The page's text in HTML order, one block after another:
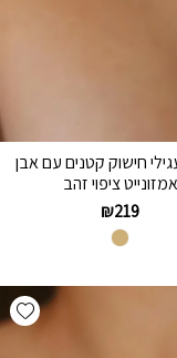
חישוק קטנים עם אבן
אמזונייט ציפוי זהב
₪219